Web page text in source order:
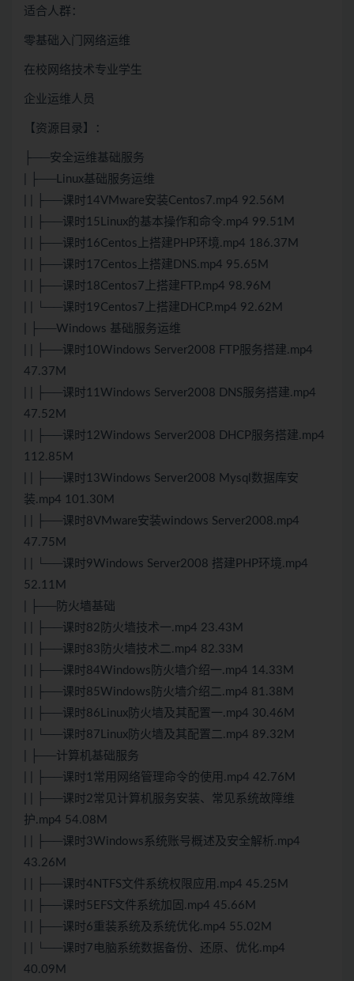
适合人群：
零基础入门网络运维
在校网络技术专业学生
企业运维人员
【资源目录】：
├──安全运维基础服务
| ├──Linux基础服务运维
| | ├──课时14VMware安装Centos7.mp4 92.56M
| | ├──课时15Linux的基本操作和命令.mp4 99.51M
| | ├──课时16Centos上搭建PHP环境.mp4 186.37M
| | ├──课时17Centos上搭建DNS.mp4 95.65M
| | ├──课时18Centos7上搭建FTP.mp4 98.96M
| | └──课时19Centos7上搭建DHCP.mp4 92.62M
| ├──Windows 基础服务运维
| | ├──课时10Windows Server2008 FTP服务搭建.mp4
47.37M
| | ├──课时11Windows Server2008 DNS服务搭建.mp4
47.52M
| | ├──课时12Windows Server2008 DHCP服务搭建.mp4
112.85M
| | ├──课时13Windows Server2008 Mysql数据库安
装.mp4 101.30M
| | ├──课时8VMware安装windows Server2008.mp4
47.75M
| | └──课时9Windows Server2008 搭建PHP环境.mp4
52.11M
| ├──防火墙基础
| | ├──课时82防火墙技术一.mp4 23.43M
| | ├──课时83防火墙技术二.mp4 82.33M
| | ├──课时84Windows防火墙介绍一.mp4 14.33M
| | ├──课时85Windows防火墙介绍二.mp4 81.38M
| | ├──课时86Linux防火墙及其配置一.mp4 30.46M
| | └──课时87Linux防火墙及其配置二.mp4 89.32M
| ├──计算机基础服务
| | ├──课时1常用网络管理命令的使用.mp4 42.76M
| | ├──课时2常见计算机服务安装、常见系统故障维
护.mp4 54.08M
| | ├──课时3Windows系统账号概述及安全解析.mp4
43.26M
| | ├──课时4NTFS文件系统权限应用.mp4 45.25M
| | ├──课时5EFS文件系统加固.mp4 45.66M
| | ├──课时6重装系统及系统优化.mp4 55.02M
| | └──课时7电脑系统数据备份、还原、优化.mp4
40.09M